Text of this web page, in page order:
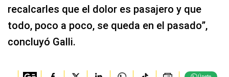
recalcarles que el dolor es pasajero y que
todo, poco a poco, se queda en el pasado”,
concluyó Galli.